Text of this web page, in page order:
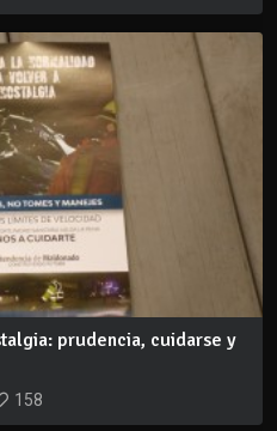
prudencia, cuidarse y
158